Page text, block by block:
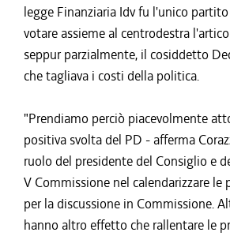
legge Finanziaria Idv fu l'unico
votare assieme al centrodestra
seppur parzialmente, il cosiddetto
che tagliava i costi della politica.
"Prendiamo perciò piacevolmente
positiva svolta del PD - afferma
ruolo del presidente del Consiglio e
V Commissione nel calendarizzare le
per la discussione in Commissione.
hanno altro effetto che rallentare le